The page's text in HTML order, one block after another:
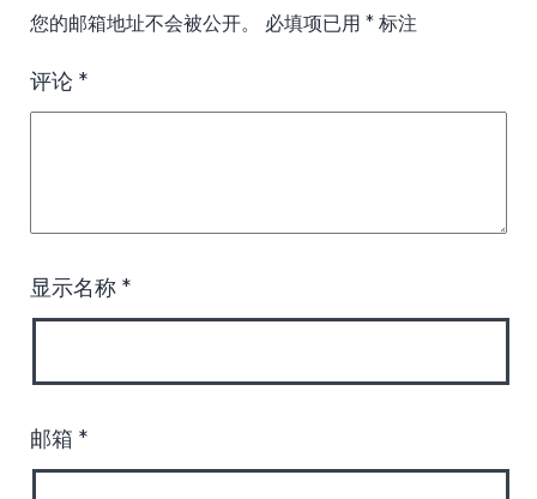
您的邮箱地址不会被公开。 必填项已用 * 标注
评论 *
显示名称 *
邮箱 *